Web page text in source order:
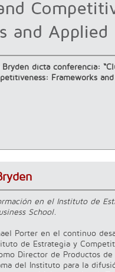
Bryden dicta conferencia:
Frameworks
en el Instituto de
School.
Porter en el continuo
de Estrategia y
Director de Productos
del Instituto para la